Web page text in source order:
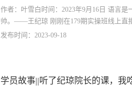
长的心都在下一代身上
作者：叶雪白时间：2023年9月16日 语言是
帅。——王纪琼 刚刚在179期实操班线上直播间，一个学员在评论
区留言：想院长了怎么办？ 我留意了一下，
发布时间：2023-09-18
学员故事||听了纪琼院长的课，我